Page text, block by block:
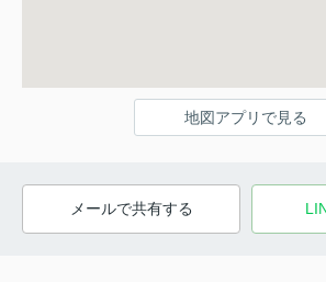
地図アプリで見る
メールで共有する